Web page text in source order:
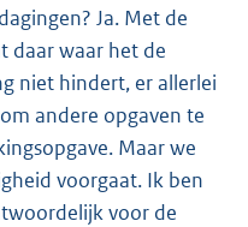
Ja. Met de
daar waar het de
niet hindert, er allerlei
andere opgaven te
Maar we
voorgaat. Ik ben
voor de